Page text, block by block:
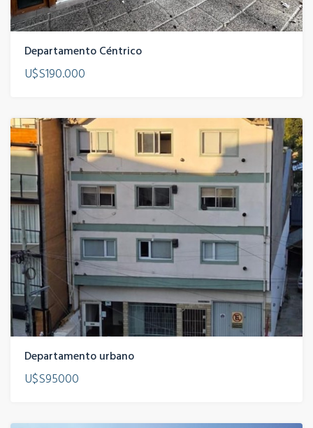
Departamento Céntrico
U$S190.000
Departamento urbano
U$S95000